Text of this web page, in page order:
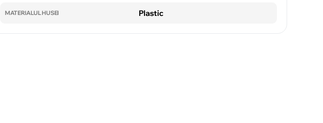
MATERIALUL HUSEI Plastic